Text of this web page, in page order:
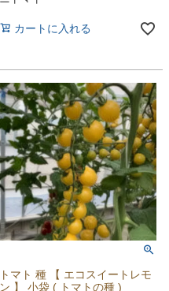
カートに入れる
トマト 種 【 エコスイートレモ
ン 】 小袋 ( トマトの種 )